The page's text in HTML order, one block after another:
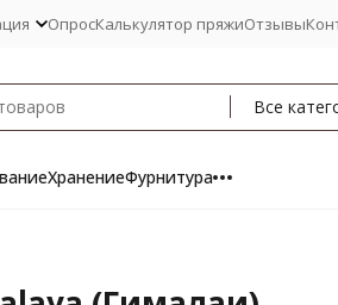
ОпросКалькулятор пряжиОтзывы
Все
ХранениеФурнитура